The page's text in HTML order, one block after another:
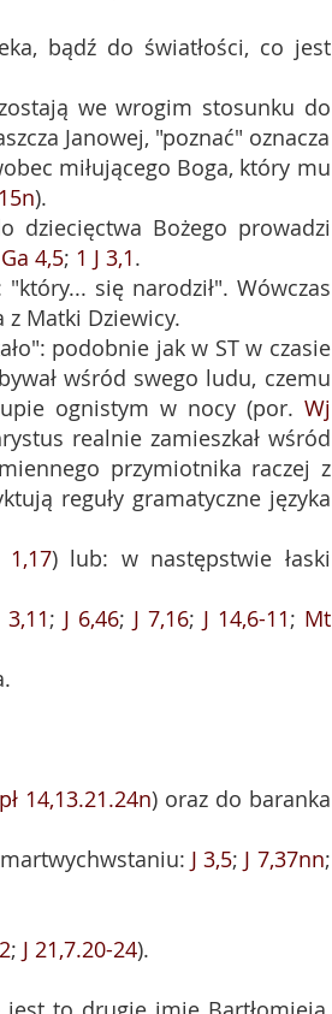
bądź do światłości, co jest
we wrogim stosunku do
Janowej, "poznać" oznacza
miłującego Boga, który mu
).
dziecięctwa Bożego prowadzi
Ga 4,5; 1 J 3,1.
się narodził". Wówczas
z Matki Dziewicy.
podobnie jak w ST w czasie
wśród swego ludu, czemu
ognistym w nocy (por. Wj
realnie zamieszkał wśród
przymiotnika raczej z
reguły gramatyczne języka
1,17) lub: w następstwie łaski
3,11; J 6,46; J 7,16; J 14,6-11; Mt
14,13.21.24n) oraz do baranka
J 3,5; J 7,37nn;
; J 21,7.20-24).